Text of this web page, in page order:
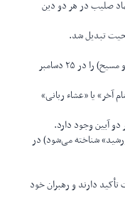
صلیب در هر دو دین
تولد در ۲۵ دسامبر: هر دو آیین، تولد رهبر خود (میترا و مسیح) را در ۲۵ دسامبر
آخر» یا «عشاء ربانی»
آیین وجود دارد.
شناخته می‌شود) در
دارند و رهبران خود